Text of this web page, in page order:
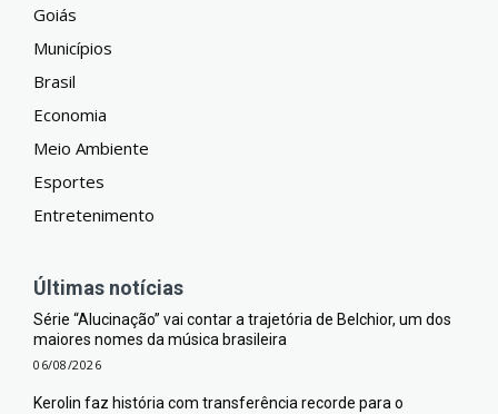
Goiás
Municípios
Brasil
Economia
Meio Ambiente
Esportes
Entretenimento
Últimas notícias
Série “Alucinação” vai contar a trajetória de Belchior, um dos
maiores nomes da música brasileira
06/08/2026
Kerolin faz história com transferência recorde para o